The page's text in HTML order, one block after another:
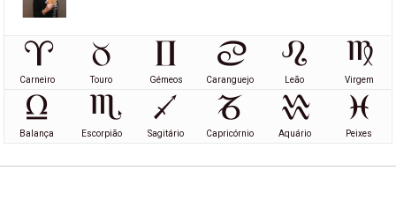
Carneiro Touro Gémeos Caranguejo Leão Virgem
Balança Escorpião Sagitário Capricórnio Aquário Peixes